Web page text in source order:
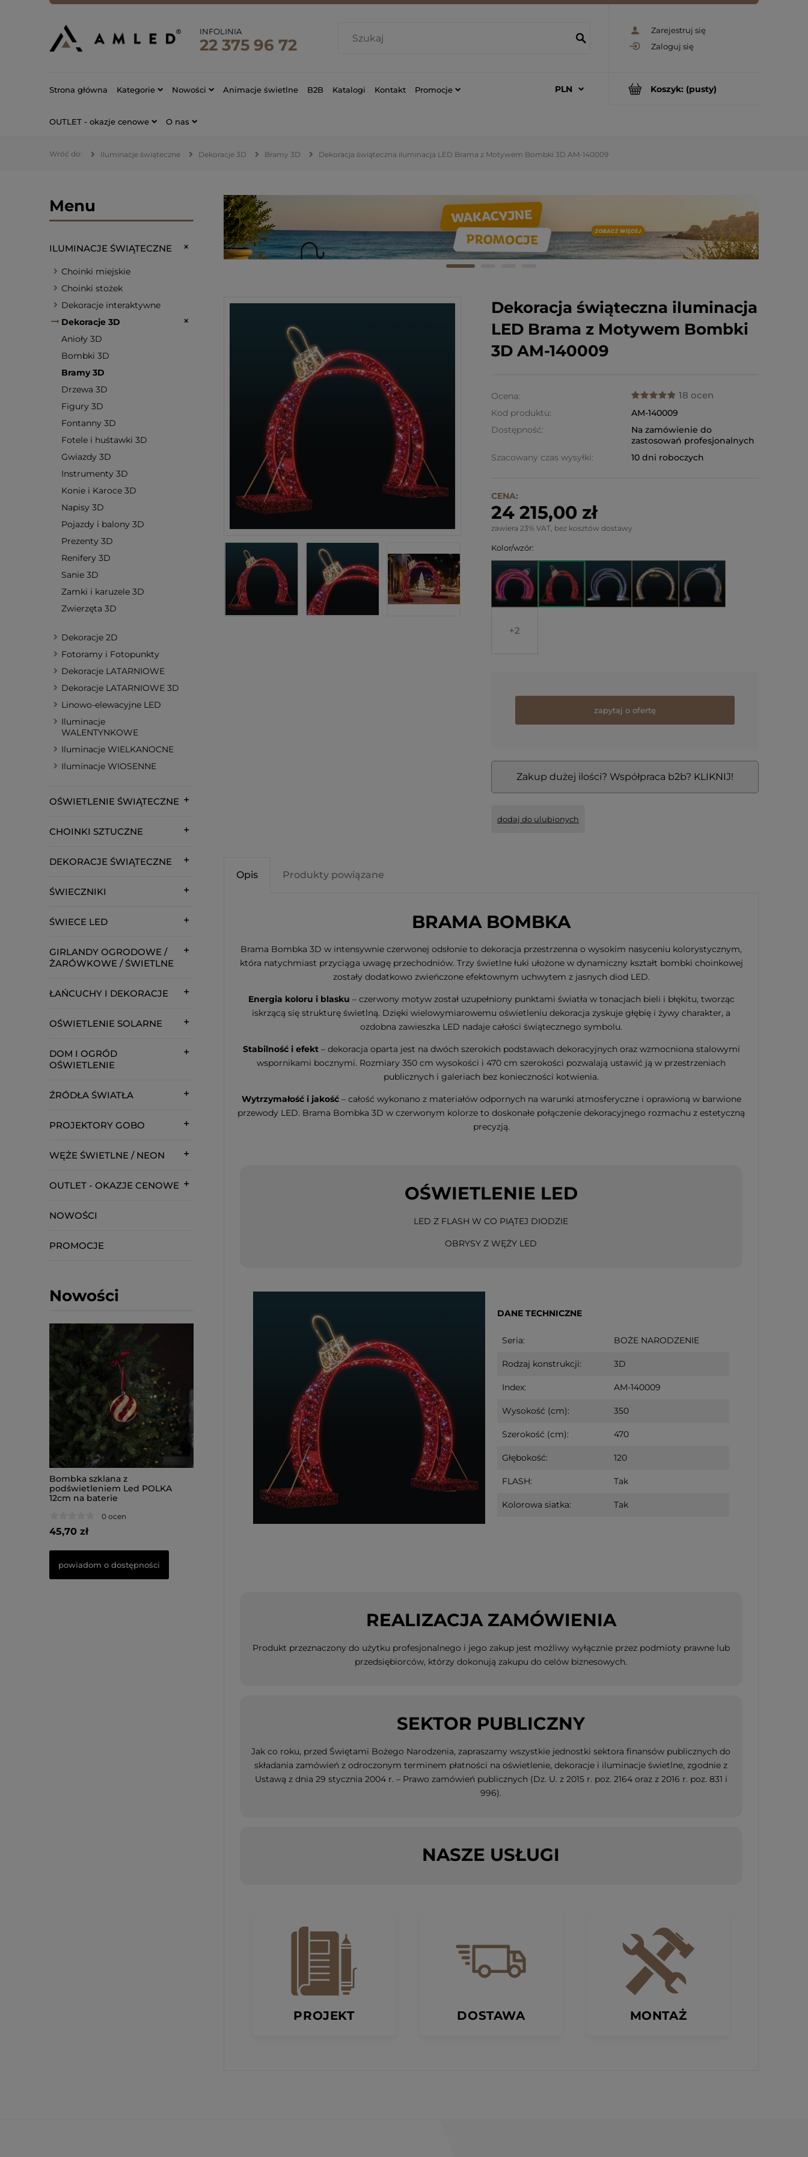
Zarejestruj się
Zaloguj się
INFOLINIA
22 375 96 72
Koszyk: (pusty)
Strona główna Kategorie Nowości Animacje świetlne B2B Katalogi Kontakt Promocje
OUTLET - okazje cenowe O nas
Iluminacje świąteczne Dekoracje 3D Bramy 3D Dekoracja świąteczna iluminacja LED Brama z Motywem Bombki 3D AM-140009
Menu
ILUMINACJE ŚWIĄTECZNE
Choinki miejskie
Choinki stożek
Dekoracje interaktywne
Dekoracje 3D
Anioły 3D
Bombki 3D
Bramy 3D
Drzewa 3D
Figury 3D
Fontanny 3D
Fotele i huśtawki 3D
Gwiazdy 3D
Instrumenty 3D
Konie i Karoce 3D
Napisy 3D
Pojazdy i balony 3D
Prezenty 3D
Renifery 3D
Sanie 3D
Zamki i karuzele 3D
Zwierzęta 3D
Dekoracje 2D
Fotoramy i Fotopunkty
Dekoracje LATARNIOWE
Dekoracje LATARNIOWE 3D
Linowo-elewacyjne LED
Iluminacje
WALENTYNKOWE
Iluminacje WIELKANOCNE
Iluminacje WIOSENNE
OŚWIETLENIE ŚWIĄTECZNE
CHOINKI SZTUCZNE
DEKORACJE ŚWIĄTECZNE
ŚWIECZNIKI
ŚWIECE LED
GIRLANDY OGRODOWE /
ŻARÓWKOWE / ŚWIETLNE
ŁAŃCUCHY I DEKORACJE
OŚWIETLENIE SOLARNE
DOM I OGRÓD
OŚWIETLENIE
ŹRÓDŁA ŚWIATŁA
PROJEKTORY GOBO
WĘŻE ŚWIETLNE / NEON
OUTLET - OKAZJE CENOWE
NOWOŚCI
PROMOCJE
Nowości
Bombka szklana z
podświetleniem Led POLKA
12cm na baterie
0 ocen
45,70 zł
powiadom o dostępności
podświetleniem Led POLKA
10cm na baterie
Scenka świąteczna drewniana
Led PIPPI na baterie
Świecznik drewniany biały PIPPI
Dekoracja świąteczna iluminacja
LED Brama z Motywem Bombki
3D AM-140009
Ocena: 18 ocen
Kod produktu:
AM-140009
Dostępność:
Na zamówienie do
zastosowań profesjonalnych
Szacowany czas wysyłki:
10 dni roboczych
CENA:
24 215,00 zł
zawiera 23% VAT, bez kosztów dostawy
Kolor/wzór:
2
zapytaj o ofertę
Zakup dużej ilości? Współpraca b2b? KLIKNIJ!
dodaj do ulubionych
Opis Produkty powiązane
BRAMA BOMBKA
Brama Bombka 3D w intensywnie czerwonej odsłonie to dekoracja przestrzenna o wysokim nasyceniu kolorystycznym,
która natychmiast przyciąga uwagę przechodniów. Trzy świetlne łuki ułożone w dynamiczny kształt bombki choinkowej
zostały dodatkowo zwieńczone efektownym uchwytem z jasnych diod LED.
Energia koloru i blasku – czerwony motyw został uzupełniony punktami światła w tonacjach bieli i błękitu, tworząc
iskrzącą się strukturę świetlną. Dzięki wielowymiarowemu oświetleniu dekoracja zyskuje głębię i żywy charakter, a
ozdobna zawieszka LED nadaje całości świątecznego symbolu.
Stabilność i efekt– dekoracja oparta jest na dwóch szerokich podstawach dekoracyjnych oraz wzmocniona stalowymi
wspornikami bocznymi. Rozmiary 350 cm wysokości i 470 cm szerokości pozwalają ustawić ją w przestrzeniach
publicznych i galeriach bez konieczności kotwienia.
Wytrzymałość i jakość– całość wykonano z materiałów odpornych na warunki atmosferyczne i oprawioną w barwione
przewody LED. Brama Bombka 3D w czerwonym kolorze to doskonałe połączenie dekoracyjnego rozmachu z estetyczną
precyzją.
OŚWIETLENIE LED
LED Z FLASH W CO PIĄTEJ DIODZIE
OBRYSY Z WĘŻY LED
DANE TECHNICZNE
Seria: BOŻE NARODZENIE
Rodzaj konstrukcji: 3D
Index: AM-140009
Wysokość (cm): 350
Szerokość (cm): 470
Głębokość: 120
FLASH: Tak
Kolorowa siatka: Tak
REALIZACJA ZAMÓWIENIA
Produkt przeznaczony do użytku profesjonalnego i jego zakup jest możliwy wyłącznie przez podmioty prawne lub
przedsiębiorców, którzy dokonują zakupu do celów biznesowych.
SEKTOR PUBLICZNY
Jak co roku, przed Świętami Bożego Narodzenia, zapraszamy wszystkie jednostki sektora finansów publicznych do
składania zamówień z odroczonym terminem płatności na oświetlenie, dekoracje i iluminacje świetlne, zgodnie z
Ustawą z dnia 29 stycznia 2004 r. – Prawo zamówień publicznych (Dz. U. z 2015 r. poz. 2164 oraz z 2016 r. poz. 831 i
996).
NASZE USŁUGI
PROJEKT DOSTAWA MONTAŻ